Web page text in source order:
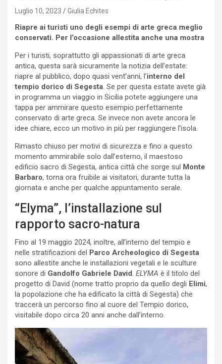
Luglio 10, 2023 Giulia Echites
Riapre ai turisti uno degli esempi di arte greca meglio
conservati. Per l’occasione allestita anche una mostra
Per i turisti, soprattutto gli appassionati di arte greca
antica, questa sarà sicuramente la notizia dell’estate:
riapre al pubblico, dopo quasi vent’anni, l’interno del
tempio dorico di Segesta. Se per questa estate avete già
in programma un viaggio in Sicilia potete aggiungere una
tappa per ammirare questo esempio perfettamente
conservato di arte greca. Se invece non avete ancora le
idee chiare, ecco un motivo in più per raggiungere l’isola.
Rimasto chiuso per motivi di sicurezza e fino a questo
momento ammirabile solo dall’esterno, il maestoso
edificio sacro di Segesta, antica città che sorge sul
Monte
Barbaro, torna ora fruibile ai visitatori, durante tutta la
giornata e anche per qualche appuntamento serale.
“Elyma”, l’installazione sul
rapporto sacro-natura
Fino al 19 maggio 2024, inoltre, all’interno del tempio e
nelle stratificazioni del
Parco Archeologico di Segesta
sono allestite anche le installazioni vegetali e le sculture
sonore di Gandolfo Gabriele David. ELYMA è il titolo del
progetto di David (nome tratto proprio da quello degli Elimi,
la popolazione che ha edificato la città di Segesta) che
traccerà un percorso fino al cuore del Tempio dorico,
visitabile dopo circa 20 anni anche dall’interno.